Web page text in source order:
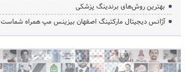
بهترین روش‌های برندینگ پزشکی
آژانس دیجیتال مارکتینگ اصفهان بیزینس مپ همراه شماست